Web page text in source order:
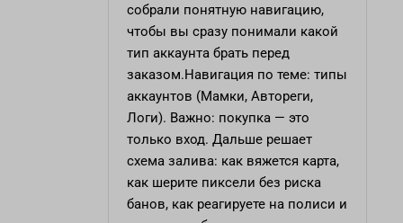
собрали понятную навигацию,
чтобы вы сразу понимали какой
тип аккаунта брать перед
заказом.Навигация по теме: типы
аккаунтов (Мамки, Автореги,
Логи). Важно: покупка — это
только вход. Дальше решает
схема залива: как вяжется карта,
как шерите пиксели без риска
банов, как реагируете на полиси и